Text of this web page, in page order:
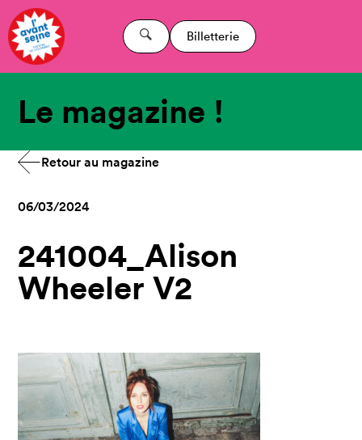
Billetterie
Le magazine !
Retour au magazine
06/03/2024
241004_Alison
Wheeler V2